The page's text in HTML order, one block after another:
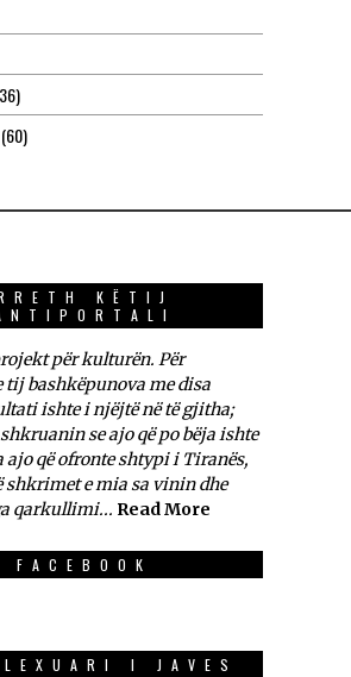
(60)
KËTIJ
për kulturën. Për
bashkëpunova me disa
ishte i njëjtë në të gjitha;
se ajo që po bëja ishte
ajo që ofronte shtypi i Tiranës,
shkrimet e mia sa vinin dhe
qarkullimi... Read More
FACEBOOK
I JAVES